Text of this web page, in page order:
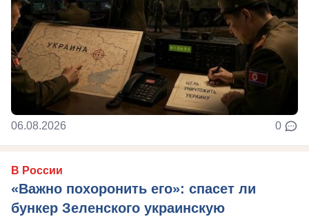
06.08.2026 0
В России
«Важно похоронить его»: спасет ли
бункер Зеленского украинскую